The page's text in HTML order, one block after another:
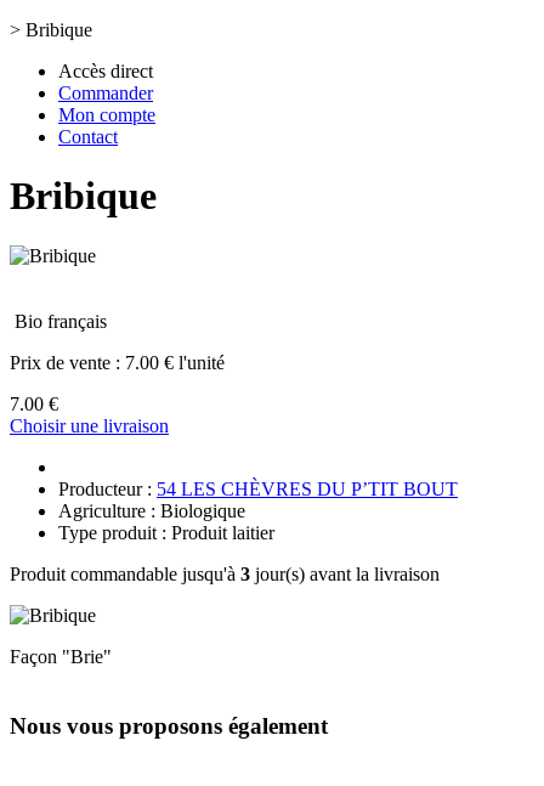
> Bribique
Accès direct
Commander
Mon compte
Contact
Bribique
Bio français
Prix de vente : 7.00 € l'unité
7.00 €
Choisir une livraison
Producteur : 54 LES CHÈVRES DU P’TIT BOUT
Agriculture : Biologique
Type produit : Produit laitier
Produit commandable jusqu'à 3 jour(s) avant la livraison
Façon "Brie"
Nous vous proposons également